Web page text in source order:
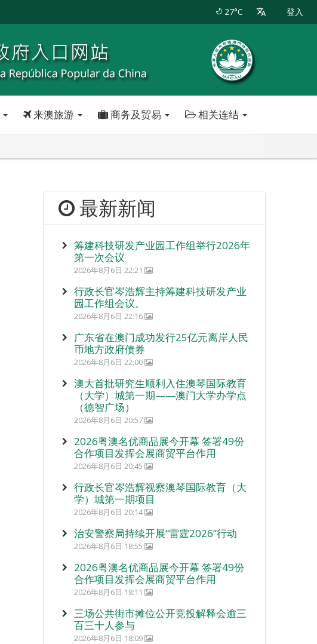
27°C 登入
来澳旅游 商务及贸易 相关连结
最新新闻
筹建科技研发产业园工作组举行2026年
第一次会议
2026年8月6日 22:21
行政长官岑浩辉主持筹建科技研发产业
园工作组会议。
2026年8月6日 22:16
广东省在澳门成功发行25亿元离岸人民
币地方政府债券
2026年8月6日 22:00
澳大首批研究生顺利入住澳琴国际教育
（大学）城第一期——澳门大学办学点
（德智广场）
2026年8月6日 20:57
2026粤澳名优商品展今开幕 签署49份
合作项目发挥会展商贸平台作用
2026年8月6日 20:45
行政长官岑浩辉视察澳琴国际教育（大
学）城第一期项目
2026年8月6日 20:14
治安警察局持续开展“雷霆2026”行动
2026年8月6日 18:55
2026粤澳名优商品展今开幕 签署49份
合作项目发挥会展商贸平台作用
2026年8月6日 18:11
三场公共街市摊位公开竞投解释会逾三
百三十人参与
2026年8月6日 18:09